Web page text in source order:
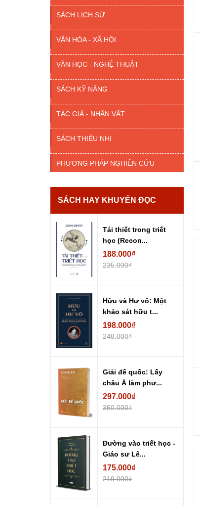
SÁCH LỊCH SỬ
VĂN HÓA - XÃ HỘI
VĂN HỌC - NGHỆ THUẬT
SÁCH KỸ NĂNG
TÁC GIẢ - NHÂN VẬT
SÁCH THIẾU NHI
PHƯƠNG PHÁP NGHIÊN CỨU
SÁCH HAY KHUYẾN ĐỌC
Tái thiết trong triết
học (Recon...
188.000₫
235.000₫
Hữu và Hư vô: Một
khảo sát hữu t...
198.000₫
248.000₫
Giải đế quốc: Lấy
châu Á làm phư...
297.000₫
350.000₫
Đường vào triết học -
Giáo sư Lê...
175.000₫
219.000₫